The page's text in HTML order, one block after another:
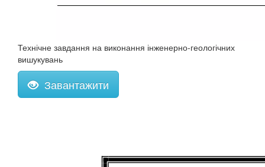
Технічне завдання на виконання інженерно-геологічних
вишукувань
Завантажити